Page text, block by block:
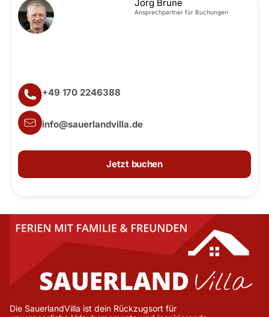
Jörg Brune
Ansprechpartner für Buchungen
+49 170 2246388
info@sauerlandvilla.de
Jetzt buchen
Die SauerlandVilla ist dein Rückzugsort für